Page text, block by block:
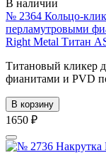
В наличии
№ 2364 Кольцо-
перламутровыми
Right Metal Титан
Титановый кликер
фианитами и PVD
В корзину
1650 ₽